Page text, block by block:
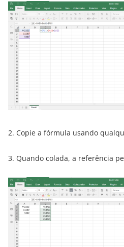
2. Copie a fórmula usando
3. Quando colada, a referência